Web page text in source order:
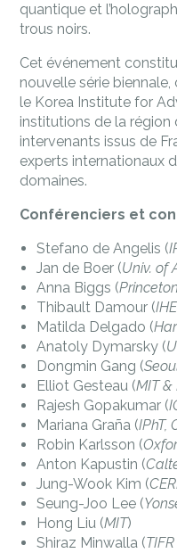
quantique et
trous noirs.
Cet événement
nouvelle série
le Korea Institute for
institutions de la région
intervenants issus de
experts internationaux
domaines.
Conférenciers et
Stefano de Angelis (
Jan de Boer (Univ. of
Anna Biggs (
Thibault Damour (
Matilda Delgado (
Anatoly Dymarsky (
Dongmin Gang (
Elliot Gesteau (MIT &
Rajesh Gopakumar (
Mariana Graña (IPhT,
Robin Karlsson (
Anton Kapustin (
Jung-Wook Kim (
Seung-Joo Lee (
Hong Liu (MIT)
Shiraz Minwalla (